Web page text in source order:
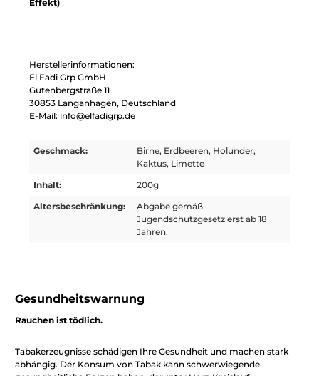
Effekt)
Herstellerinformationen:
El Fadi Grp GmbH
Gutenbergstraße 11
30853 Langanhagen, Deutschland
E-Mail: info@elfadigrp.de
Geschmack:
Birne, Erdbeeren, Holunder,
Kaktus, Limette
Inhalt:
200g
Altersbeschränkung:
Abgabe gemäß
Jugendschutzgesetz erst ab 18
Jahren.
Gesundheitswarnung
Rauchen ist tödlich.
Tabakerzeugnisse schädigen Ihre Gesundheit und machen stark
abhängig. Der Konsum von Tabak kann schwerwiegende